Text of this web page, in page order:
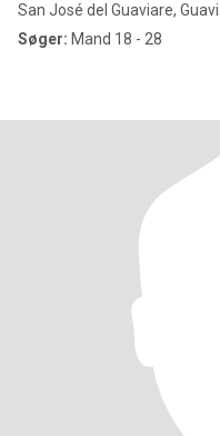
San José del Guaviare,
Søger: Mand 18 - 28